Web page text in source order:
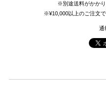
※別途送料がかかり
※¥10,000以上のご注文で
通